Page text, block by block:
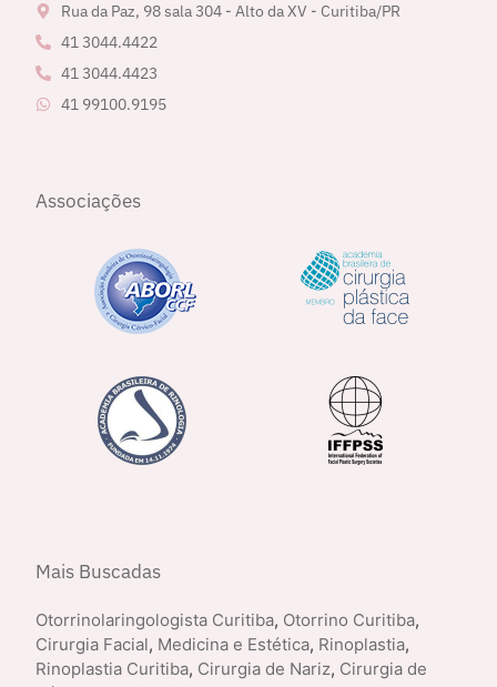
Rua da Paz, 98 sala 304 - Alto da XV - Curitiba/PR
41 3044.4422
41 3044.4423
41 99100.9195
Associações
Mais Buscadas
Otorrinolaringologista Curitiba, Otorrino Curitiba,
Cirurgia Facial, Medicina e Estética, Rinoplastia,
Rinoplastia Curitiba, Cirurgia de Nariz, Cirurgia de